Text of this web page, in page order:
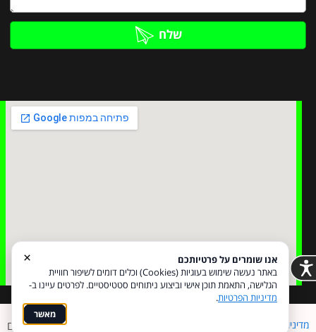
שלח
מדיניות פרטיות Coi בניית אתרים
×
אנו שומרים על פרטיותכם
באתר נעשה שימוש בעוגיות (Cookies) וכלים דומים לשיפור חוויית
הגלישה, התאמת תוכן אישי וביצוע ניתוחים סטטיסטיים. לפרטים עיינו ב-
מדיניות הפרטיות.
מאשר